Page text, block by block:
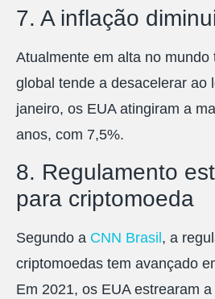
7. A inflação
Atualmente em alta no mundo
global tende a desacelerar ao
janeiro, os EUA atingiram a
anos, com 7,5%.
8. Regulamento
para criptomoeda
Segundo a CNN Brasil , a
criptomoedas tem avançado
Em 2021, os EUA estrearam